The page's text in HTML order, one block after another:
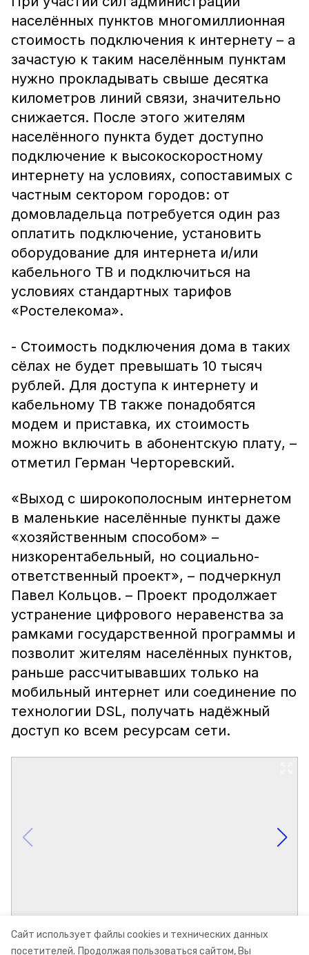
Сайт использует файлы cookies и технических данных
посетителей. Продолжая пользоваться сайтом, Вы
населённых пунктов многомиллионная
стоимость подключения к интернету – а
зачастую к таким населённым пунктам
нужно прокладывать свыше десятка
километров линий связи, значительно
снижается. После этого жителям
населённого пункта будет доступно
подключение к высокоскоростному
интернету на условиях, сопоставимых с
частным сектором городов: от
домовладельца потребуется один раз
оплатить подключение, установить
оборудование для интернета и/или
кабельного ТВ и подключиться на
условиях стандартных тарифов
«Ростелекома».
- Стоимость подключения дома в таких
сёлах не будет превышать 10 тысяч
рублей. Для доступа к интернету и
кабельному ТВ также понадобятся
модем и приставка, их стоимость
можно включить в абонентскую плату, –
отметил Герман Черторевский.
«Выход с широкополосным интернетом
в маленькие населённые пункты даже
«хозяйственным способом» –
низкорентабельный, но социально-
ответственный проект», – подчеркнул
Павел Кольцов. – Проект продолжает
устранение цифрового неравенства за
рамками государственной программы и
позволит жителям населённых пунктов,
раньше рассчитывавших только на
мобильный интернет или соединение по
технологии DSL, получать надёжный
доступ ко всем ресурсам сети.